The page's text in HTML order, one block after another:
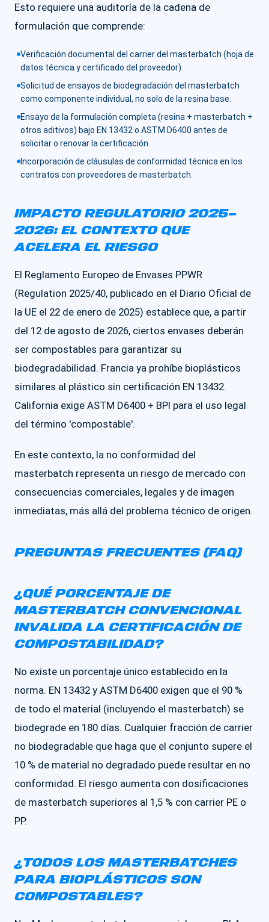
Esto requiere una auditoría de la cadena de
formulación que comprende:
Verificación documental del carrier del masterbatch (hoja de
datos técnica y certificado del proveedor).
Solicitud de ensayos de biodegradación del masterbatch
como componente individual, no solo de la resina base.
Ensayo de la formulación completa (resina + masterbatch +
otros aditivos) bajo EN 13432 o ASTM D6400 antes de
solicitar o renovar la certificación.
Incorporación de cláusulas de conformidad técnica en los
contratos con proveedores de masterbatch.
IMPACTO REGULATORIO 2025-
2026: EL CONTEXTO QUE
ACELERA EL RIESGO
El Reglamento Europeo de Envases PPWR
(Regulation 2025/40, publicado en el Diario Oficial de
la UE el 22 de enero de 2025) establece que, a partir
del 12 de agosto de 2026, ciertos envases deberán
ser compostables para garantizar su
biodegradabilidad. Francia ya prohíbe bioplásticos
similares al plástico sin certificación EN 13432.
California exige ASTM D6400 + BPI para el uso legal
del término 'compostable'.
En este contexto, la no conformidad del
masterbatch representa un riesgo de mercado con
consecuencias comerciales, legales y de imagen
inmediatas, más allá del problema técnico de origen.
PREGUNTAS FRECUENTES (FAQ)
¿QUÉ PORCENTAJE DE
MASTERBATCH CONVENCIONAL
INVALIDA LA CERTIFICACIÓN DE
COMPOSTABILIDAD?
No existe un porcentaje único establecido en la
norma. EN 13432 y ASTM D6400 exigen que el 90 %
de todo el material (incluyendo el masterbatch) se
biodegrade en 180 días. Cualquier fracción de carrier
no biodegradable que haga que el conjunto supere el
10 % de material no degradado puede resultar en no
conformidad. El riesgo aumenta con dosificaciones
de masterbatch superiores al 1,5 % con carrier PE o
PP.
¿TODOS LOS MASTERBATCHES
PARA BIOPLÁSTICOS SON
COMPOSTABLES?